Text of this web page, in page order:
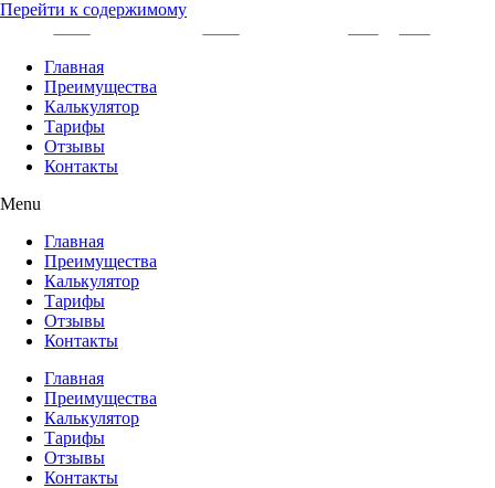
Перейти к содержимому
Главная
Преимущества
Калькулятор
Тарифы
Отзывы
Контакты
Menu
Главная
Преимущества
Калькулятор
Тарифы
Отзывы
Контакты
Главная
Преимущества
Калькулятор
Тарифы
Отзывы
Контакты